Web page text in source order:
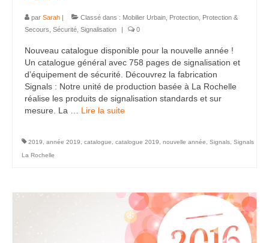
par Sarah | Classé dans : Mobilier Urbain Protection Protection &
Secours Sécurité Signalisation | 0
Nouveau catalogue disponible pour la nouvelle année !
Un catalogue général avec 758 pages de signalisation et
d’équipement de sécurité. Découvrez la fabrication
Signals : Notre unité de production basée à La Rochelle
réalise les produits de signalisation standards et sur
mesure. La … Lire la suite­­
2019 année 2019 catalogue catalogue 2019 nouvelle année Signals Signals
La Rochelle